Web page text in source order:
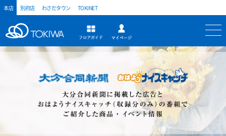
本店 別府店 わさだタウン TOKINET
トキハ フロアガイド